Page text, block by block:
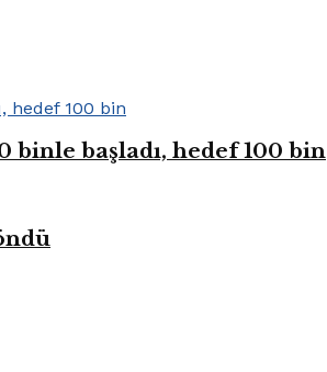
binle başladı, hedef 100 bin